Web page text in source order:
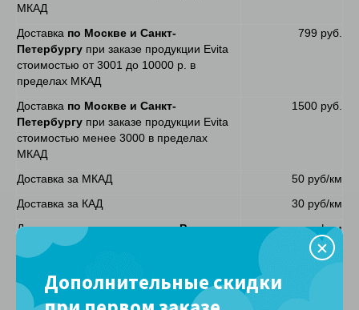
МКАД
Доставка по Москве и Санкт-
Петербургу при заказе продукции Evita
стоимостью от 3001 до 10000 р. в
пределах МКАД
799 руб.
Доставка по Москве и Санкт-
Петербургу при заказе продукции Evita
стоимостью менее 3000 в пределах
МКАД
1500 руб.
Доставка за МКАД
50 руб/км
Доставка за КАД
30 руб/км
Доставкапо другим городам России
согласно тарифам
ТК
(опоздание максимум на 1 час)
1500 руб.
Дополнительные скидки